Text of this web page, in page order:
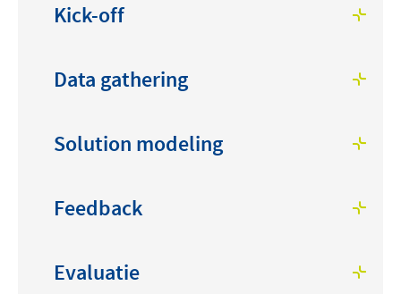
Kick-off
Data gathering
Solution modeling
Feedback
Evaluatie